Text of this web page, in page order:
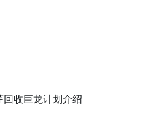
回收巨龙计划介绍